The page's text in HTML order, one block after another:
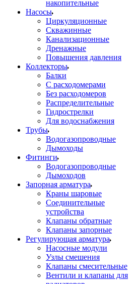
накопительные
Насосы
Циркуляционные
Скважинные
Канализационные
Дренажные
Повышения давления
Коллекторы
Балки
С расходомерами
Без расходомеров
Распределительные
Гидрострелки
Для водоснабжения
Трубы
Водогазопроводные
Дымоходы
Фитинги
Водогазопроводные
Дымоходов
Запорная арматура
Краны шаровые
Соединительные
устройства
Клапаны обратные
Клапаны запорные
Регулирующая арматура
Насосные модули
Узлы смешения
Клапаны смесительные
Вентили и клапаны для